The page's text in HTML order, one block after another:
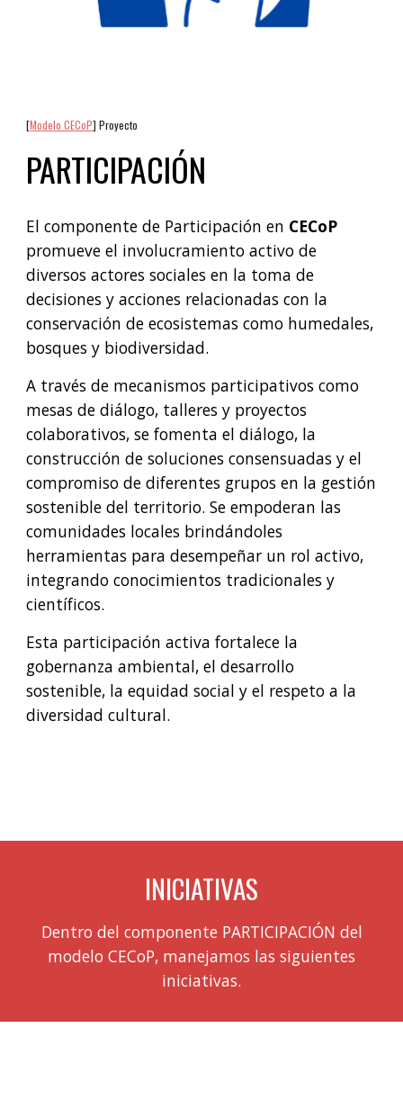
[Modelo CECoP] Proyecto
PARTICIPACIÓN
El componente de Participación en CECoP
promueve el involucramiento activo de
diversos actores sociales en la toma de
decisiones y acciones relacionadas con la
conservación de ecosistemas como humedales,
bosques y biodiversidad.
A través de mecanismos participativos como
mesas de diálogo, talleres y proyectos
colaborativos, se fomenta el diálogo, la
construcción de soluciones consensuadas y el
compromiso de diferentes grupos en la gestión
sostenible del territorio. Se empoderan las
comunidades locales brindándoles
herramientas para desempeñar un rol activo,
integrando conocimientos tradicionales y
científicos.
Esta participación activa fortalece la
gobernanza ambiental, el desarrollo
sostenible, la equidad social y el respeto a la
diversidad cultural.
INICIATIVAS
Dentro del componente PARTICIPACIÓN del
modelo CECoP, manejamos las siguientes
iniciativas.